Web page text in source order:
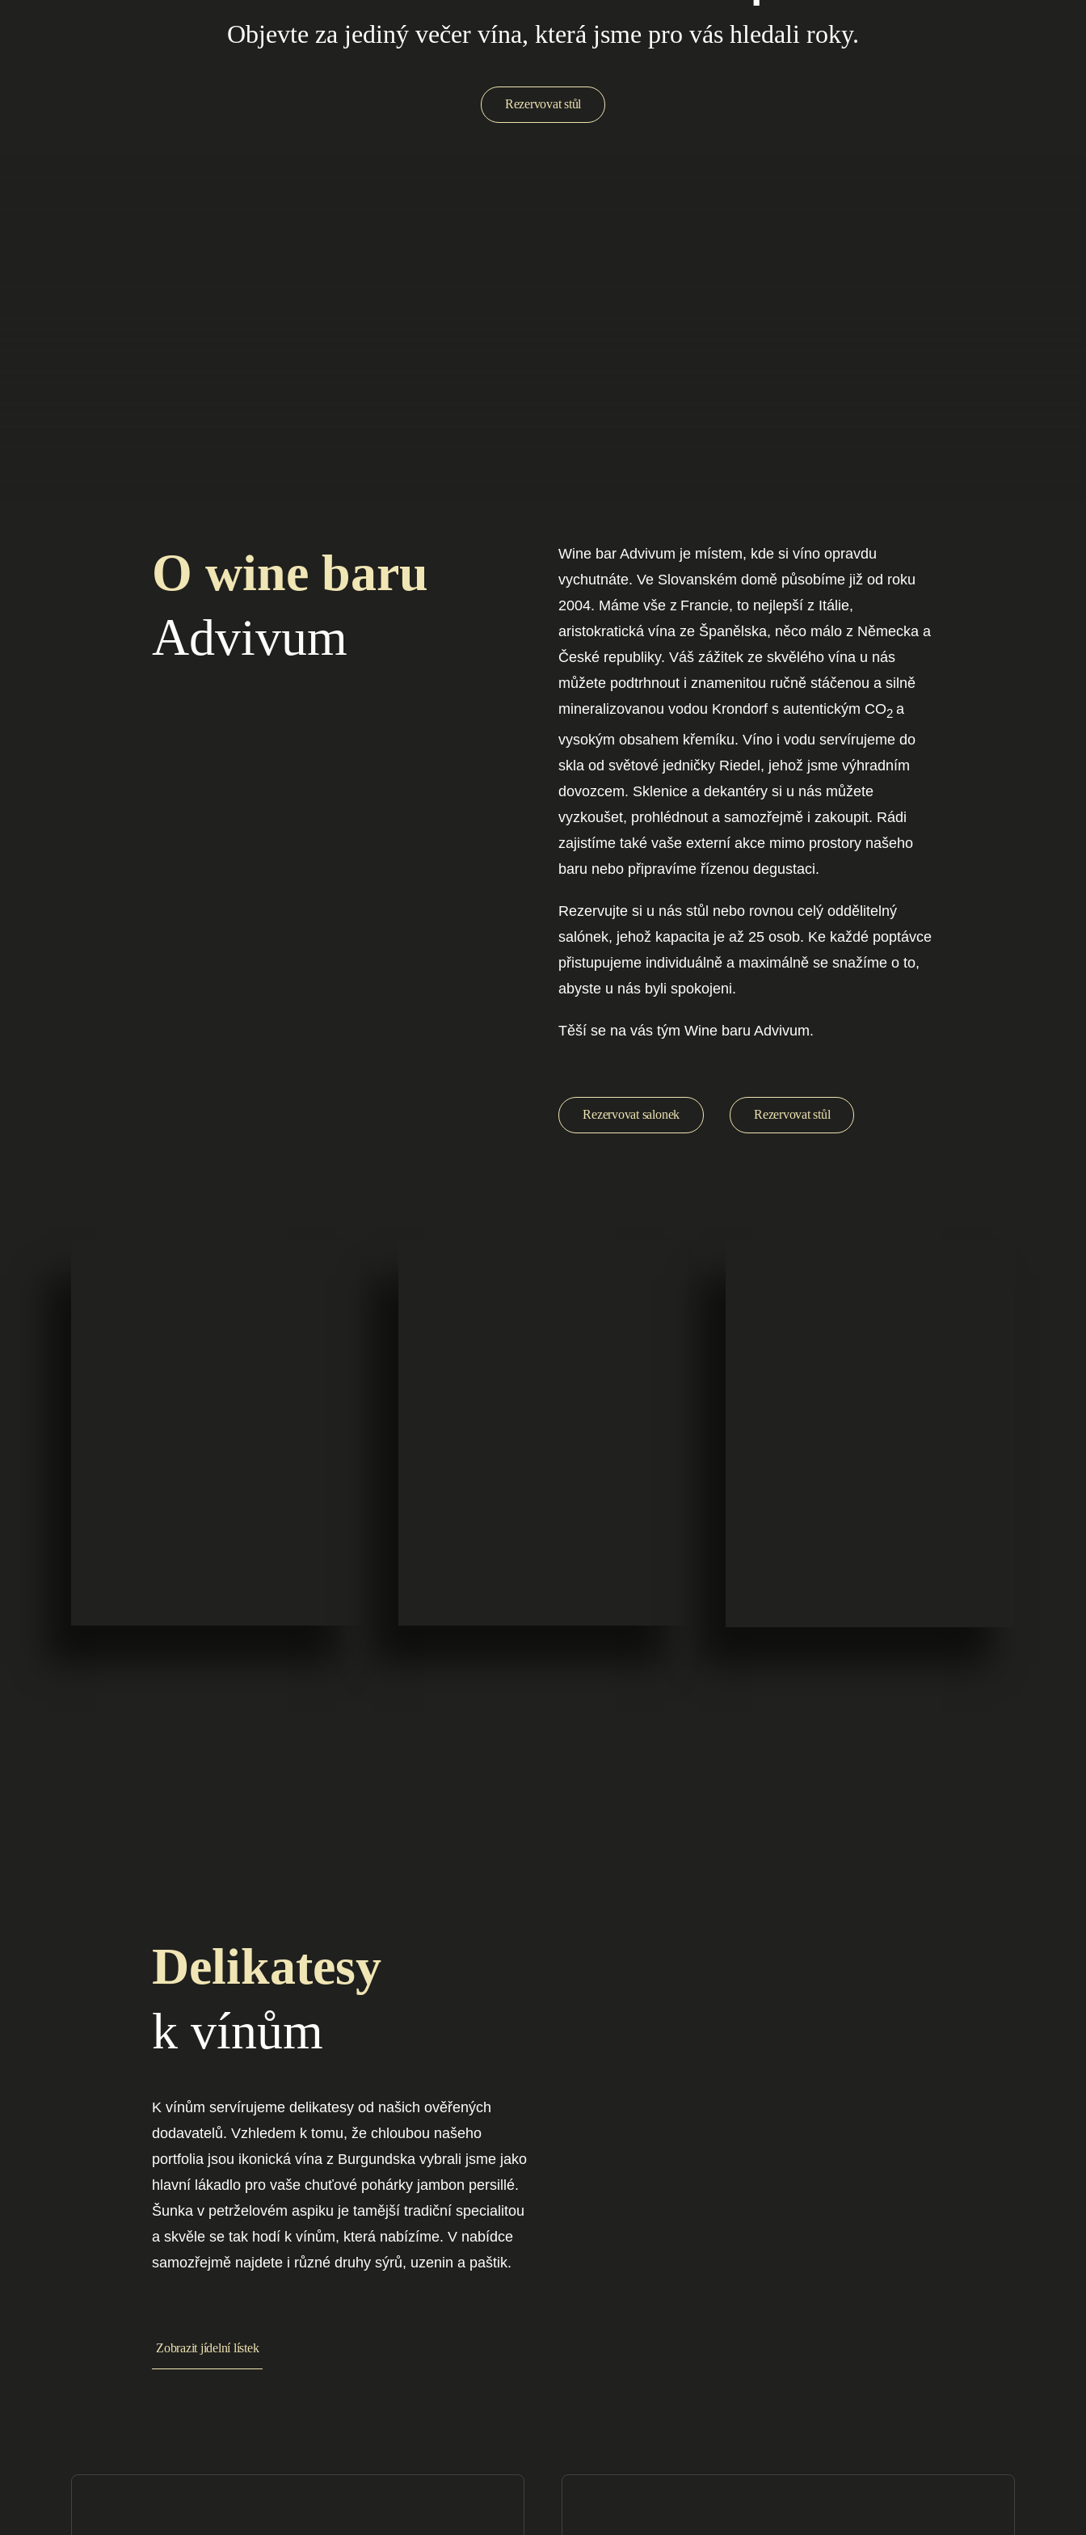
Objevte za jediný večer vína, která jsme pro vás hledali roky.
Rezervovat stůl
O wine baru
Advivum
Wine bar Advivum je místem, kde si víno opravdu
vychutnáte. Ve Slovanském domě působíme již od roku
2004. Máme vše z Francie, to nejlepší z Itálie,
aristokratická vína ze Španělska, něco málo z Německa a
České republiky. Váš zážitek ze skvělého vína u nás
můžete podtrhnout i znamenitou ručně stáčenou a silně
mineralizovanou vodou Krondorf s autentickým CO2a
vysokým obsahem křemíku. Víno i vodu servírujeme do
skla od světové jedničky Riedel, jehož jsme výhradním
dovozcem. Sklenice a dekantéry si u nás můžete
vyzkoušet, prohlédnout a samozřejmě i zakoupit. Rádi
zajistíme také vaše externí akce mimo prostory našeho
baru nebo připravíme řízenou degustaci.
Rezervujte si u nás stůl nebo rovnou celý oddělitelný
salónek, jehož kapacita je až 25 osob. Ke každé poptávce
přistupujeme individuálně a maximálně se snažíme o to,
abyste u nás byli spokojeni.
Těší se na vás tým Wine baru Advivum.
Rezervovat salonek Rezervovat stůl
Delikatesy
k vínům
K vínům servírujeme delikatesy od našich ověřených
dodavatelů. Vzhledem k tomu, že chloubou našeho
portfolia jsou ikonická vína z Burgundska vybrali jsme jako
hlavní lákadlo pro vaše chuťové pohárky jambon persillé.
Šunka v petrželovém aspiku je tamější tradiční specialitou
a skvěle se tak hodí k vínům, která nabízíme. V nabídce
samozřejmě najdete i různé druhy sýrů, uzenin a paštik.
Zobrazit jídelní lístek